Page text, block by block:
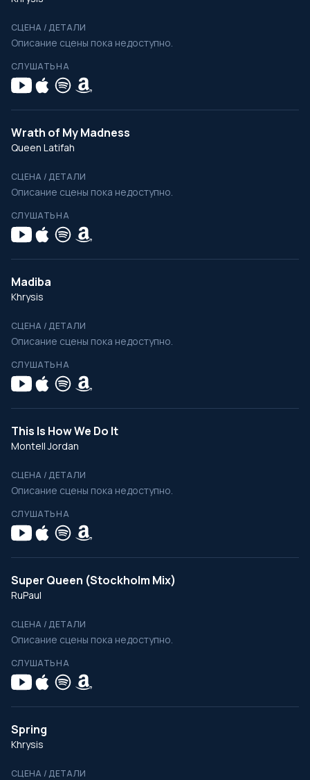
СЦЕНА / ДЕТАЛИ
Описание сцены пока недоступно.
СЛУШАТЬ НА
Wrath of My Madness
Queen Latifah
СЦЕНА / ДЕТАЛИ
Описание сцены пока недоступно.
СЛУШАТЬ НА
Madiba
Khrysis
СЦЕНА / ДЕТАЛИ
Описание сцены пока недоступно.
СЛУШАТЬ НА
This Is How We Do It
Montell Jordan
СЦЕНА / ДЕТАЛИ
Описание сцены пока недоступно.
СЛУШАТЬ НА
Super Queen (Stockholm Mix)
RuPaul
СЦЕНА / ДЕТАЛИ
Описание сцены пока недоступно.
СЛУШАТЬ НА
Spring
Khrysis
СЦЕНА / ДЕТАЛИ